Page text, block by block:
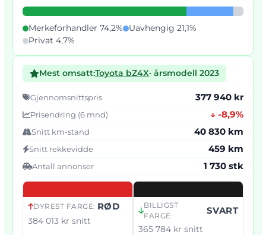
Merkeforhandler 74,2%
Uavhengig 21,1%
Privat 4,7%
Mest omsatt:Toyota bZ4X· årsmodell 2023
Gjennomsnittspris 377 940 kr
Prisendring (6 mnd) ↓ -8,9%
Snitt km-stand 40 830 km
Snitt rekkevidde 459 km
Antall annonser 1 730 stk
DYREST FARGE: RØD
384 013 kr snitt
BILLIGST
FARGE:
SVART
365 784 kr snitt